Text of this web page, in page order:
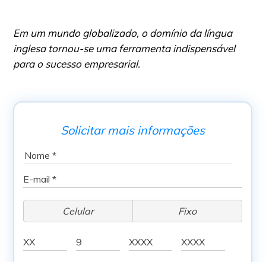
Em um mundo globalizado, o domínio da língua
inglesa tornou-se uma ferramenta indispensável
para o sucesso empresarial.
Solicitar mais informações
Celular Fixo